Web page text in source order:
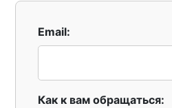
Email:
Как к вам обращаться: